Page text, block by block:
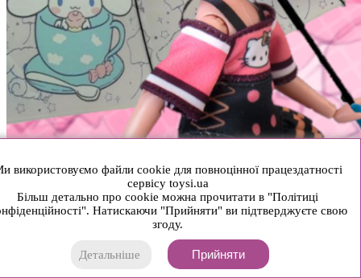
використовуємо файли cookie для повноцінної працездатності
сервісу toysi.ua
Більш детально про cookie можна прочитати в "Політиці
Натискаючи "Прийняти" ви підтверджуєте свою
згоду.
Детальніше Прийняти